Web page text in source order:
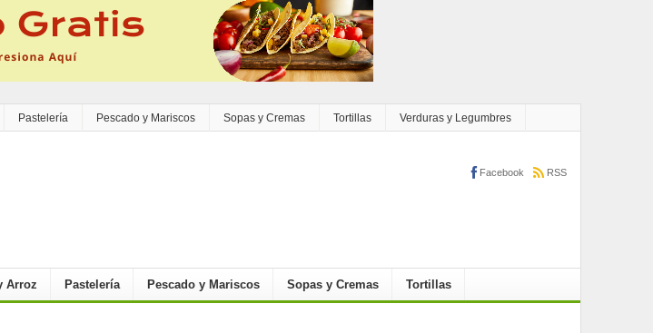
Pastelería Pescado y Mariscos Sopas y Cremas Tortillas Verduras y Legumbres
Facebook RSS
Arroz Pastelería Pescado y Mariscos Sopas y Cremas Tortillas